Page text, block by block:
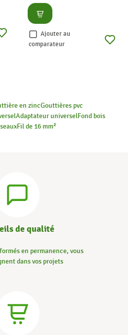
Consulter
Ajouter au
comparateur
en zincGouttières pvc
Adaptateur universelFond bois
Fil de 16 mm²
de qualité
en permanence, vous
dans vos projets